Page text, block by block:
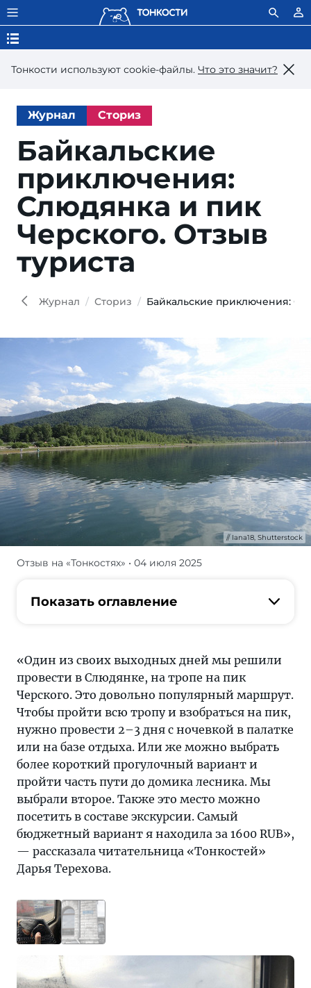
Тонкости используют сookie-файлы. Что это значит?
Журнал Сториз
Байкальские
приклю­чения:
Слю­дян­ка и пик
Черс­ко­го. Отзыв
туриста
Журнал Сториз Байкальские приключения:
Iana18, Shutterstock
Один
своих
решили
провести
Слюдянке,
на
тропе
пик
Черского.
Это
довольно
популярный
маршру
Отзыв на «Тонкостях» • 04 июля 2025
Показать оглавление
«Один из своих выходных дней мы решили
провести в Слюдянке, на тропе на пик
Черского. Это довольно популярный маршрут.
Чтобы пройти всю тропу и взобраться на пик,
нужно провести 2–3 дня с ночевкой в палатке
или на базе отдыха. Или же можно выбрать
более короткий прогулочный вариант и
пройти часть пути до домика лесника. Мы
выбрали второе. Также это место можно
посетить в составе экскурсии. Самый
бюджетный вариант я находила за 1600 RUB»,
— рассказала читательница «Тонкостей»
Дарья Терехова.